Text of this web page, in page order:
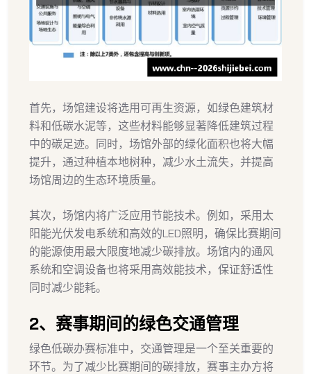
首先，场馆建设将选用可再生资源，如绿色建筑材
料和低碳水泥等，这些材料能够显著降低建筑过程
中的碳足迹。同时，场馆外部的绿化面积也将大幅
提升，通过种植本地树种，减少水土流失，并提高
场馆周边的生态环境质量。
其次，场馆内将广泛应用节能技术。例如，采用太
阳能光伏发电系统和高效的LED照明，确保比赛期间
的能源使用最大限度地减少碳排放。场馆内的通风
系统和空调设备也将采用高效能技术，保证舒适性
同时减少能耗。
2、赛事期间的绿色交通管理
绿色低碳办赛标准中，交通管理是一个至关重要的
环节。为了减少比赛期间的碳排放，赛事主办方将